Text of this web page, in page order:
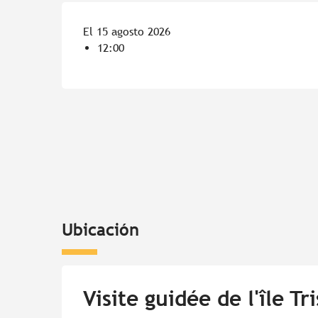
El 15 agosto 2026
12:00
Ubicación
Visite guidée de l'île